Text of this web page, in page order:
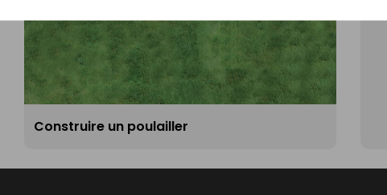
Construire un poulailler